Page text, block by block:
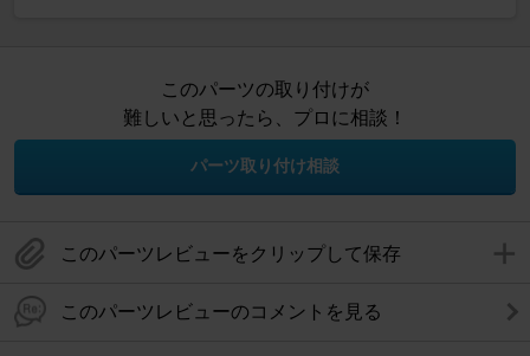
このパーツの取り付けが
難しいと思ったら、プロに相談！
パーツ取り付け相談
このパーツレビューをクリップして保存
このパーツレビューのコメントを見る